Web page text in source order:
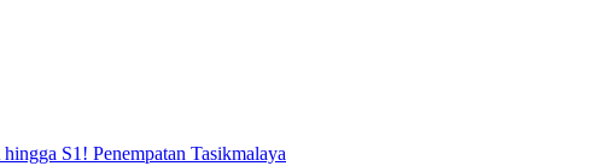
S1! Penempatan Tasikmalaya